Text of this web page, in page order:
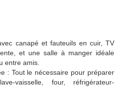
canapé et fauteuils en cuir, TV
et une salle à manger idéale
entre amis.
: Tout le nécessaire pour préparer
vaisselle, four, réfrigérateur-